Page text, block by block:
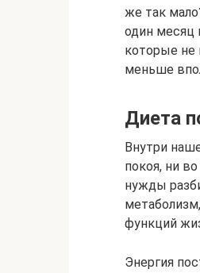
же так
один месяц
которые не
меньше
Диета
Внутри
покоя, ни
нужды
функций
Энергия